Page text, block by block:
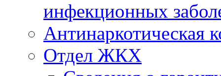
инфекционных
Антинаркотическая
Отдел ЖКХ